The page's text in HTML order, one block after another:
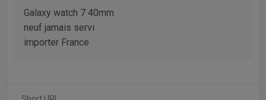
Galaxy watch 7 40mm
neuf jamais servi
importer France